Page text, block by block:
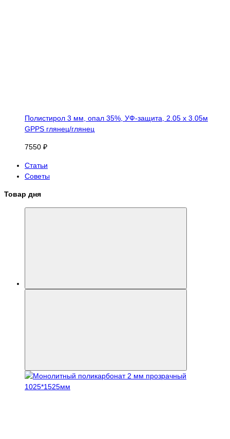
Полистирол 3 мм, опал 35%, УФ-защита, 2.05 х 3.05м
GPPS глянец/глянец
7550 ₽
Статьи
Советы
Товар дня